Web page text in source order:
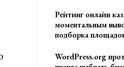
Рейтинг онлайн
моментальным
подборка
WordPress.org